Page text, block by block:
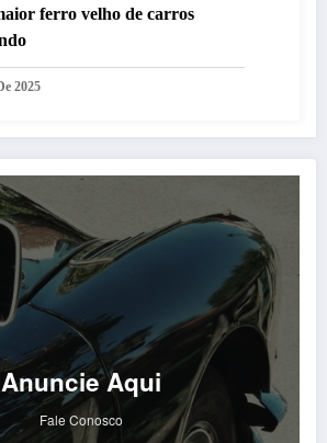
ferro velho de carros
2025
Anuncie Aqui
Fale Conosco